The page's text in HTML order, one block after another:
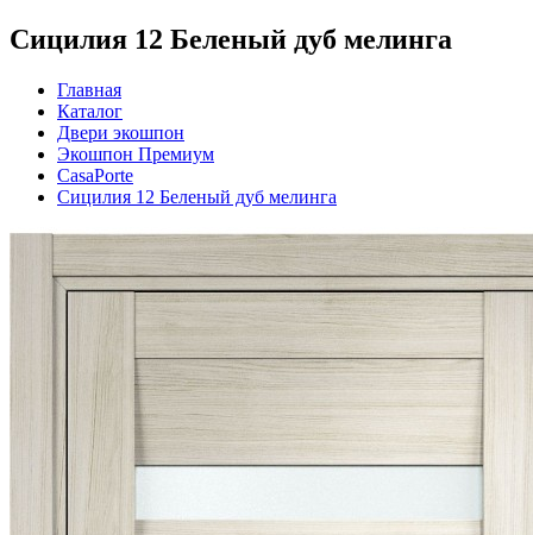
Сицилия 12 Беленый дуб мелинга
Главная
Каталог
Двери экошпон
Экошпон Премиум
CasaPorte
Сицилия 12 Беленый дуб мелинга